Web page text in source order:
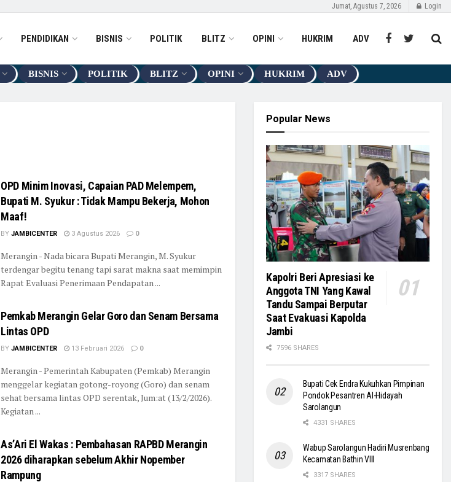
Jumat, Agustus 7, 2026 Login
PENDIDIKAN BISNIS POLITIK BLITZ OPINI HUKRIM ADV
BISNIS POLITIK BLITZ OPINI HUKRIM ADV
OPD Minim Inovasi, Capaian PAD Melempem,
Bupati M. Syukur : Tidak Mampu Bekerja, Mohon
Maaf!
BY JAMBICENTER 3 Agustus 2026 0
Merangin - Nada bicara Bupati Merangin, M. Syukur
terdengar begitu tenang tapi sarat makna saat memimpin
Rapat Evaluasi Penerimaan Pendapatan ...
Pemkab Merangin Gelar Goro dan Senam Bersama
Lintas OPD
BY JAMBICENTER 13 Februari 2026 0
Merangin - Pemerintah Kabupaten (Pemkab) Merangin
menggelar kegiatan gotong-royong (Goro) dan senam
sehat bersama lintas OPD serentak, Jum:at (13/2/2026).
Kegiatan ...
As’Ari El Wakas : Pembahasan RAPBD Merangin
2026 diharapkan sebelum Akhir Nopember
Rampung
Popular News
Kapolri Beri Apresiasi ke
Anggota TNI Yang Kawal
Tandu Sampai Berputar
Saat Evakuasi Kapolda
Jambi
7596 SHARES
Bupati Cek Endra Kukuhkan Pimpinan
Pondok Pesantren Al-Hidayah
Sarolangun
4331 SHARES
Wabup Sarolangun Hadiri Musrenbang
Kecamatan Bathin VIII
3317 SHARES